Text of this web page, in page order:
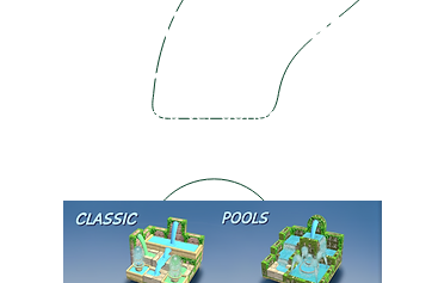
FLOW WATER FOUNTAIN
3D PUZZLE
Gira el tablero para ver donde colocar las